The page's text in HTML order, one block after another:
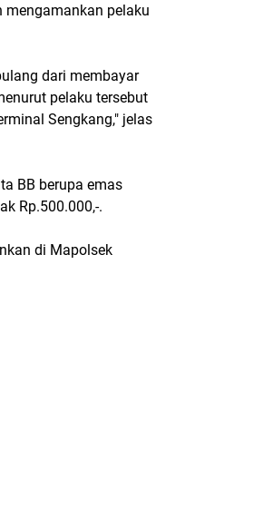
pelaku
dari membayar
pelaku tersebut
Sengkang," jelas
BB berupa emas
Rp.500.000,-.
di Mapolsek